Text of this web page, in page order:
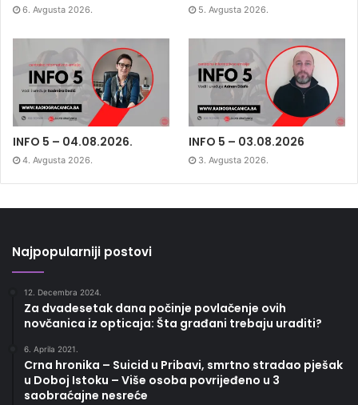
6. Avgusta 2026. 5. Avgusta 2026.
INFO 5 – 04.08.2026.
4. Avgusta 2026.
INFO 5 – 03.08.2026
3. Avgusta 2026.
Najpopularniji postovi
12. Decembra 2024.
Za dvadesetak dana počinje povlačenje ovih
novčanica iz opticaja: Šta građani trebaju uraditi?
6. Aprila 2021.
Crna hronika – Suicid u Pribavi, smrtno stradao pješak
u Doboj Istoku – Više osoba povrijeđeno u 3
saobraćajne nesreće